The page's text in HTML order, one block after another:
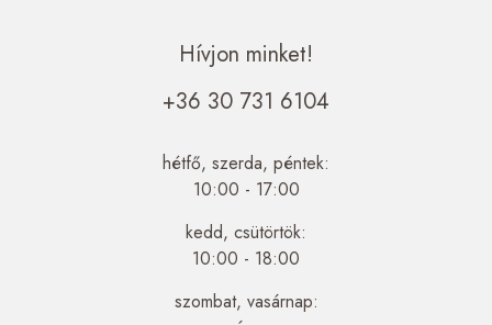
Hívjon minket!
+36 30 731 6104
hétfő, szerda, péntek:
10:00 - 17:00
kedd, csütörtök:
10:00 - 18:00
szombat, vasárnap: